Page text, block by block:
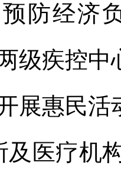
防经济
级疾控
展惠民活
及医疗机